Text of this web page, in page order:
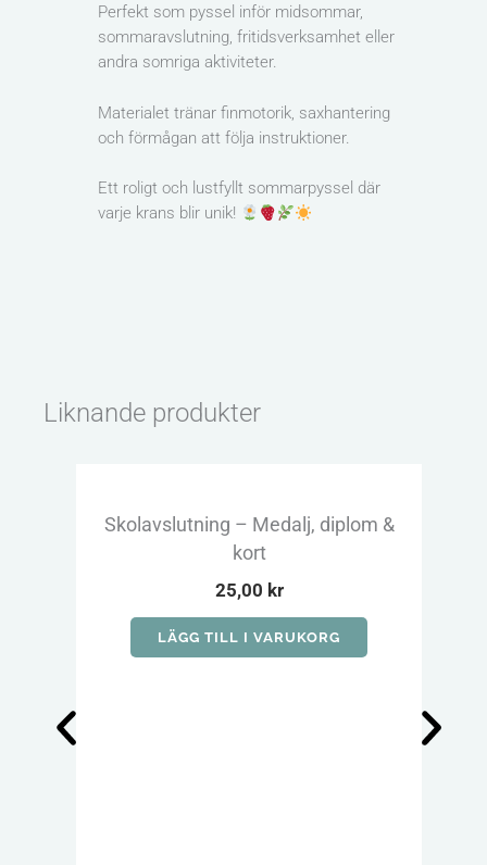
Perfekt som pyssel inför midsommar,
sommaravslutning, fritidsverksamhet eller
andra somriga aktiviteter.
Materialet tränar finmotorik, saxhantering
och förmågan att följa instruktioner.
Ett roligt och lustfyllt sommarpyssel där
varje krans blir unik!
Liknande produkter
Skolavslutning – Medalj, diplom &
kort
25,00 kr
LÄGG TILL I VARUKORG